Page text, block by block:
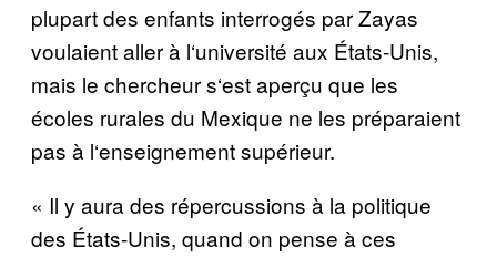
plupart des enfants interrogés par Zayas
voulaient allerà l‘université aux États-Unis,
mais le chercheur s‘est aperçu que les
écoles rurales du Mexique ne les préparaient
pas à l‘enseignement supérieur.
« Il y aura des répercussions à la politique
des États-Unis, quand on pense à ces